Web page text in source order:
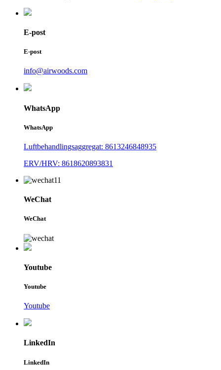
E-post
E-post
info@airwoods.com
WhatsApp
WhatsApp
Luftbehandlingsaggregat: 8613246848935
ERV/HRV: 8618620893831
WeChat
WeChat
Youtube
Youtube
Youtube
LinkedIn
LinkedIn